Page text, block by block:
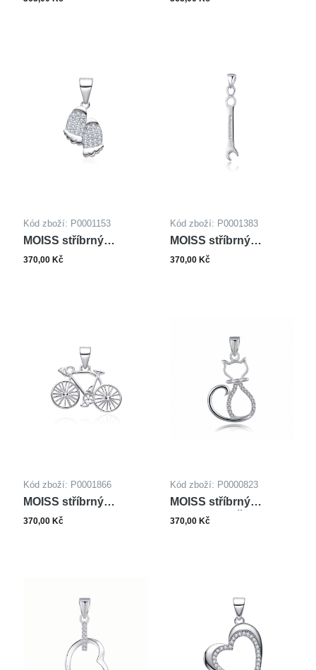
Kód zboží: P0001153
MOISS stříbrný
přívěsek
370,00 Kč
Kód zboží: P0001383
MOISS stříbrný
přívěsek
370,00 Kč
Kód zboží: P0001866
MOISS stříbrný
přívěsek KOLO
370,00 Kč
Kód zboží: P0000823
MOISS stříbrný
přívěsek KOČKA
370,00 Kč